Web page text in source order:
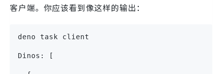
客户端。你应该看到像这样的输出：
deno task client
Dinos: [